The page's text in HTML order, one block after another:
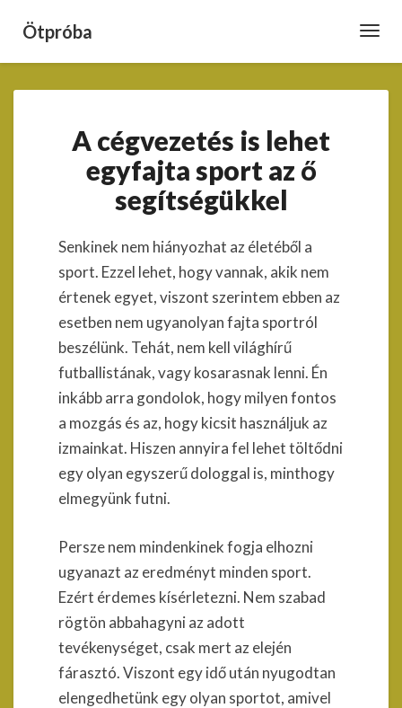
Ötpróba
cégvezetés
is
lehet
egyfajta
sport
ő
segítségükkel
A cégvezetés is lehet
egyfajta sport az ő
segítségükkel
Senkinek nem hiányozhat az életéből a
sport. Ezzel lehet, hogy vannak, akik nem
értenek egyet, viszont szerintem ebben az
esetben nem ugyanolyan fajta sportról
beszélünk. Tehát, nem kell világhírű
futballistának, vagy kosarasnak lenni. Én
inkább arra gondolok, hogy milyen fontos
a mozgás és az, hogy kicsit használjuk az
izmainkat. Hiszen annyira fel lehet töltődni
egy olyan egyszerű dologgal is, minthogy
elmegyünk futni.
Persze nem mindenkinek fogja elhozni
ugyanazt az eredményt minden sport.
Ezért érdemes kísérletezni. Nem szabad
rögtön abbahagyni az adott
tevékenységet, csak mert az elején
fárasztó. Viszont egy idő után nyugodtan
elengedhetünk egy olyan sportot, amivel